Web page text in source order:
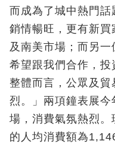
而成為了城中熱門話
銷情暢旺，更有新買
及南美市場；而另一
希望跟我們合作，投
整體而言，公眾及
烈。」兩項鐘表展今
場，消費氣氛熱烈
的人均消費額為